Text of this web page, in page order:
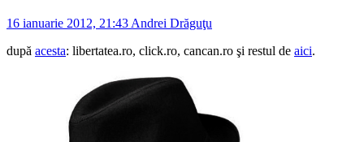
16 ianuarie 2012, 21:43 Andrei Drăguţu
după acesta: libertatea.ro, click.ro, cancan.ro şi restul de aici.